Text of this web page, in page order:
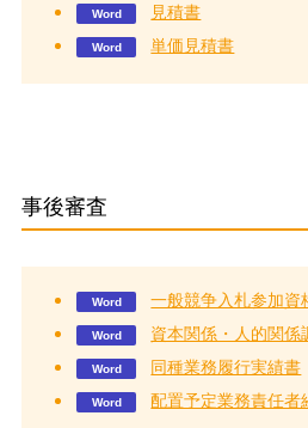
見積書
単価見積書
事後審査
一般競争入札参加資
資本関係・人的関係
同種業務履行実績書
配置予定業務責任者